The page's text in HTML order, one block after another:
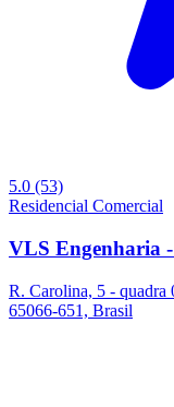
5.0 (53)
Residencial Comercial
VLS Engenharia
R. Carolina, 5 -
65066-651, Brasil